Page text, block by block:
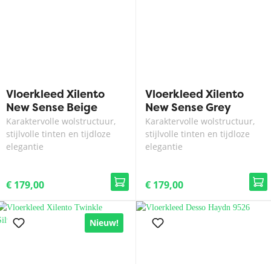
Vloerkleed Xilento
New Sense Beige
Karaktervolle wolstructuur,
stijlvolle tinten en tijdloze
elegantie
€ 179,00
Vloerkleed Xilento
New Sense Grey
Karaktervolle wolstructuur,
stijlvolle tinten en tijdloze
elegantie
€ 179,00
Nieuw!